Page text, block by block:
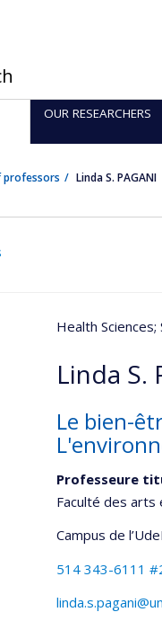
OUR RESEARCHERS
Linda S. PAGANI
Health Sciences;
Linda S.
Le bien-
Professeure
Faculté des arts
Campus de
514 343-6111